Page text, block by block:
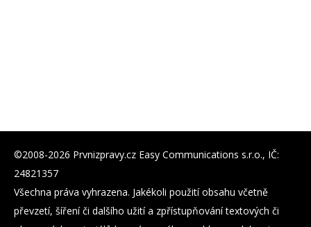
©2008-2026 Prvnizpravy.cz Easy Communications s.r.o., IČ:
24821357
Všechna práva vyhrazena. Jakékoli použití obsahu včetně
převzetí, šíření či dalšího užití a zpřístupňování textových či